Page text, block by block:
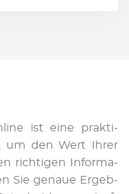
ist ei­ne prak­ti­
um den Wert Ih­rer
rich­ti­gen In­for­ma­
Sie ge­naue Er­geb­